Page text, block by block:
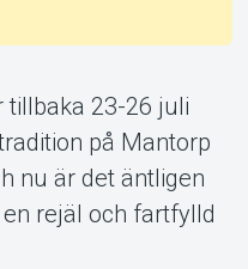
tillbaka 23-26 juli
på Mantorp
nu är det äntligen
rejäl och fartfylld